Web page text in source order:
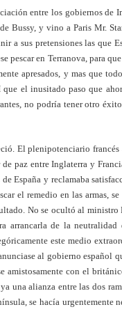
entre los gobiernos de
Bussy, y vino a Paris Mr.
a sus pretensiones las que
pescar en Terranova, para
apresados, y mas que
el inusitado paso que
no podría tener otro
El plenipotenciario
paz entre Inglaterra y
España y reclamaba
el remedio en las armas,
No se ocultó al
arrancarla de la neutralidad
este medio
al gobierno español
amistosamente con el
una alianza entre las dos
se hacía urgentemente